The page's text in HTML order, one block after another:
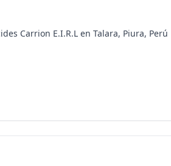
Carrion E.I.R.L en Talara, Piura, Perú